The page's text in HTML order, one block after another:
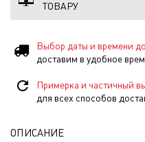
ТОВАРУ
Выбор даты и времени
доставим в удобное
Примерка и частичный
для всех способов
ОПИСАНИЕ